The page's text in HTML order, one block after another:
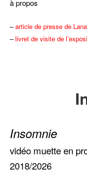
à propos
–article de presse de
–livret de visite de
Insomnie
vidéo muette en
2018/2026